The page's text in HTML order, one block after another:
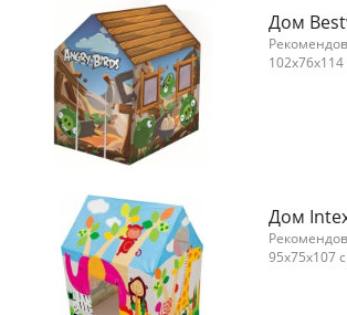
Дом
102x76x114
Дом
95x75x107